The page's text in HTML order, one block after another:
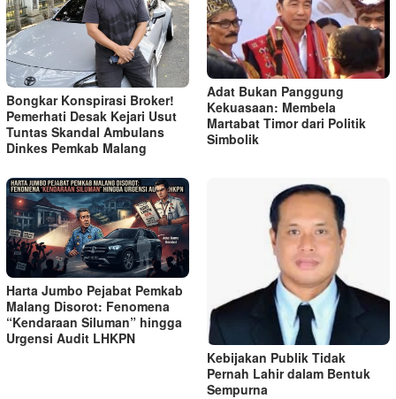
Bongkar Konspirasi Broker!
Pemerhati Desak Kejari Usut
Tuntas Skandal Ambulans
Dinkes Pemkab Malang
Adat Bukan Panggung
Kekuasaan: Membela
Martabat Timor dari Politik
Simbolik
Harta Jumbo Pejabat Pemkab
Malang Disorot: Fenomena
“Kendaraan Siluman” hingga
Urgensi Audit LHKPN
Kebijakan Publik Tidak
Pernah Lahir dalam Bentuk
Sempurna